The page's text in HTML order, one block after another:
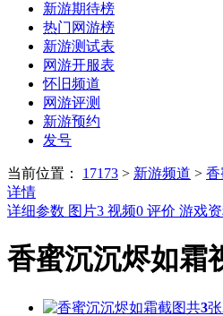
新游期待榜
热门网游榜
新游测试表
网游开服表
怀旧频道
网游评测
新游预约
发号
当前位置： 17173 > 新游频道 > 香
详情
详细参数 图片3 视频0 评价 游戏
香蜜沉沉烬如霜
共3张